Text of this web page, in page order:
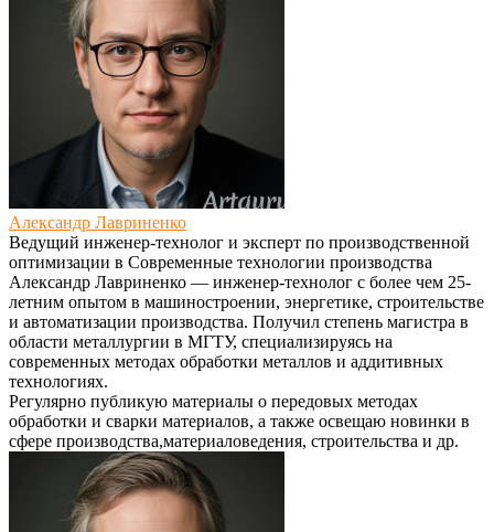
Александр Лавриненко
Ведущий инженер-технолог и эксперт по производственной
оптимизации в Современные технологии производства
Александр Лавриненко — инженер-технолог с более чем 25-
летним опытом в машиностроении, энергетике, строительстве
и автоматизации производства. Получил степень магистра в
области металлургии в МГТУ, специализируясь на
современных методах обработки металлов и аддитивных
технологиях.
Регулярно публикую материалы о передовых методах
обработки и сварки материалов, а также освещаю новинки в
сфере производства,материаловедения, строительства и др.